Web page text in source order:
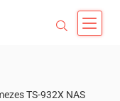
TS-932X NAS